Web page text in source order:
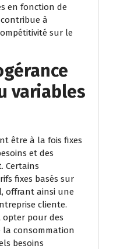
en fonction de
à
sur le
variables
être à la fois fixes
et des
Certains
fixes basés sur
offrant ainsi une
cliente.
opter pour des
consommation
besoins